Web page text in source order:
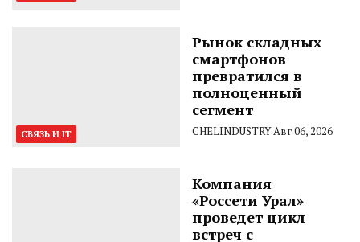
СВЯЗЬ И IT
Рынок складных
смартфонов
превратился в
полноценный
сегмент
CHELINDUSTRYАвг 06, 2026
Компания
«Россети Урал»
проведет цикл
встреч с